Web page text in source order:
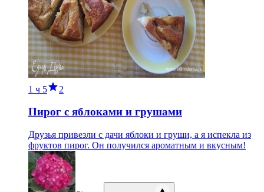
1 ч 5 2
Пирог с яблоками и грушами
Друзья привезли с дачи яблоки и груши, а я испекла из
фруктов пирог. Он получился ароматным и вкусным!